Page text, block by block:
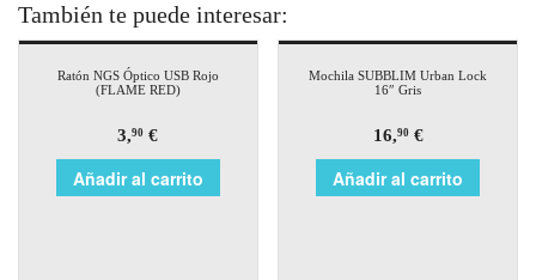
También te puede interesar:
Ratón NGS Óptico USB Rojo
(FLAME RED)
3,90 €
Añadir al carrito
Mochila SUBBLIM Urban Lock
16″ Gris
16,90€
Añadir al carrito